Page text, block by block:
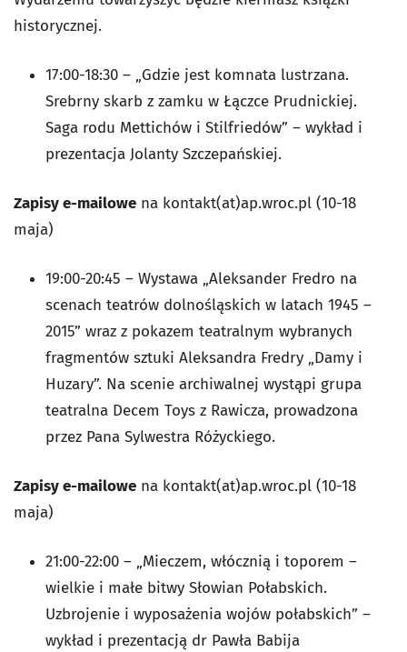
historycznej.
17:00-18:30 – „Gdzie jest komnata lustrzana.
Srebrny skarb z zamku w Łączce Prudnickiej.
Saga rodu Mettichów i Stilfriedów” – wykład i
prezentacja Jolanty Szczepańskiej.
Zapisy e-mailowe na kontakt(at)ap.wroc.pl (10-18
maja)
19:00-20:45 – Wystawa „Aleksander Fredro na
scenach teatrów dolnośląskich w latach 1945 –
2015” wraz z pokazem teatralnym wybranych
fragmentów sztuki Aleksandra Fredry „Damy i
Huzary”. Na scenie archiwalnej wystąpi grupa
teatralna Decem Toys z Rawicza, prowadzona
przez Pana Sylwestra Różyckiego.
Zapisy e-mailowe na kontakt(at)ap.wroc.pl (10-18
maja)
21:00-22:00 – „Mieczem, włócznią i toporem –
wielkie i małe bitwy Słowian Połabskich.
Uzbrojenie i wyposażenia wojów połabskich” –
wykład i prezentacją dr Pawła Babija